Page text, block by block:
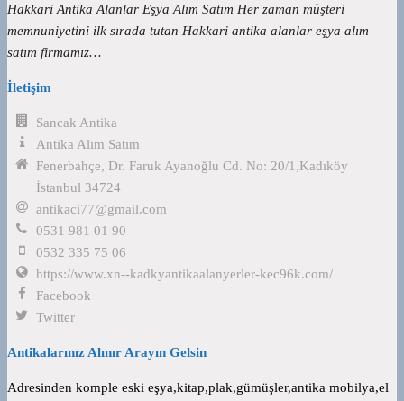
Hakkari Antika Alanlar Eşya Alım Satım Her zaman müşteri
memnuniyetini ilk sırada tutan Hakkari antika alanlar eşya alım
satım firmamız…
İletişim
Sancak Antika
Antika Alım Satım
Fenerbahçe, Dr. Faruk Ayanoğlu Cd. No: 20/1,Kadıköy
İstanbul 34724
antikaci77@gmail.com
0531 981 01 90
0532 335 75 06
https://www.xn--kadkyantikaalanyerler-kec96k.com/
Facebook
Twitter
Antikalarınız Alınır Arayın Gelsin
Adresinden komple eski eşya,kitap,plak,gümüşler,antika mobilya,el